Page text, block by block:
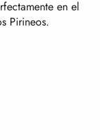
en el
Pirineos.